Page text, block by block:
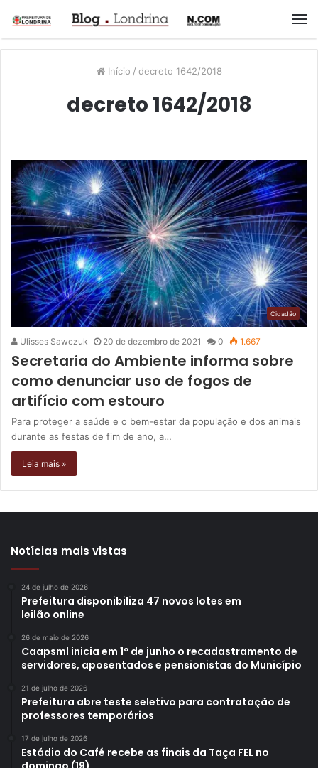
Início / decreto 1642/2018
decreto 1642/2018
Cidadão
Ulisses Sawczuk 20 de dezembro de 2021 0 1.667
Secretaria do Ambiente informa sobre
como denunciar uso de fogos de
artifício com estouro
Para proteger a saúde e o bem-estar da população e dos animais
durante as festas de fim de ano, a…
Leia mais »
Notícias mais vistas
24 de julho de 2026
Prefeitura disponibiliza 47 novos lotes em
leilão online
26 de maio de 2026
Caapsml inicia em 1º de junho o recadastramento de
servidores, aposentados e pensionistas do Município
21 de julho de 2026
Prefeitura abre teste seletivo para contratação de
professores temporários
17 de julho de 2026
Estádio do Café recebe as finais da Taça FEL no